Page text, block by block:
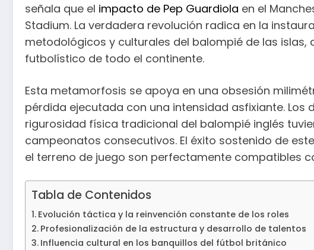
señala que el impacto de Pep Guardiola en el
Stadium. La verdadera revolución radica en la
metodológicos y culturales del balompié de las
futbolístico de todo el continente.
Esta metamorfosis se apoya en una obsesión
pérdida ejecutada con una intensidad asfixiante.
rigurosidad física tradicional del balompié inglés
campeonatos consecutivos. El éxito sostenido de
el terreno de juego son perfectamente compatibles
Tabla de Contenidos
Evolución táctica y la reinvención constante de los roles
Profesionalización de la estructura y desarrollo de talentos
Influencia cultural en los banquillos del fútbol británico